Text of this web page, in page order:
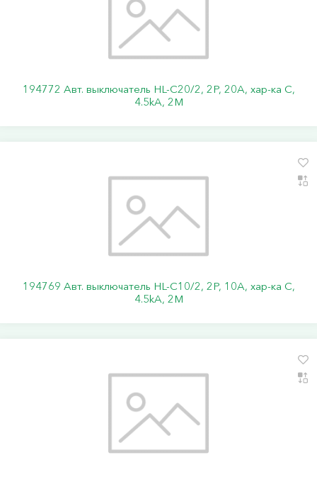
194772 Авт. выключатель HL-C20/2, 2P, 20A, хар-ка C,
4.5kA, 2M
194769 Авт. выключатель HL-C10/2, 2P, 10A, хар-ка C,
4.5kA, 2M